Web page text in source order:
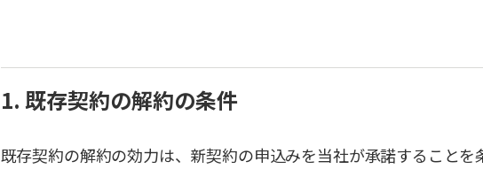
1. 既存契約の解約の条件
既存契約の解約の効力は、新契約の申込みを当社が承諾すること